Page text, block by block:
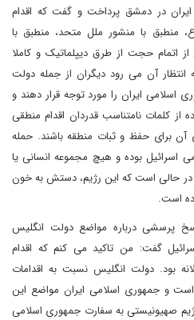
در دمشق پرداخت و گفت که اقدام
منطبق با منشور ملل متحد، منطبق با
اتمام حجت از طرق دیپلماتیک و کاملا
آن می رود دیگران از جمله دولت
ایران را مورد توجه قرار دهند و
از کلمات نامتناسب قدردان اقدام منطقی
برای حفظ و ثبات منطقه باشند. حمله
اسرائیل بوده و هیچ مجموعه انسانی یا
در حالی است که این رژیم، دستش به خون
است.
پرسشی درباره مواضع دولت انگلیس
گفت: من تاکید می کنم که اقدام
بود. دولت انگلیس نسبت به اقدامات
و جمهوری اسلامی ایران مواضع این
صهیونیستی به سفارت جمهوری اسلامی